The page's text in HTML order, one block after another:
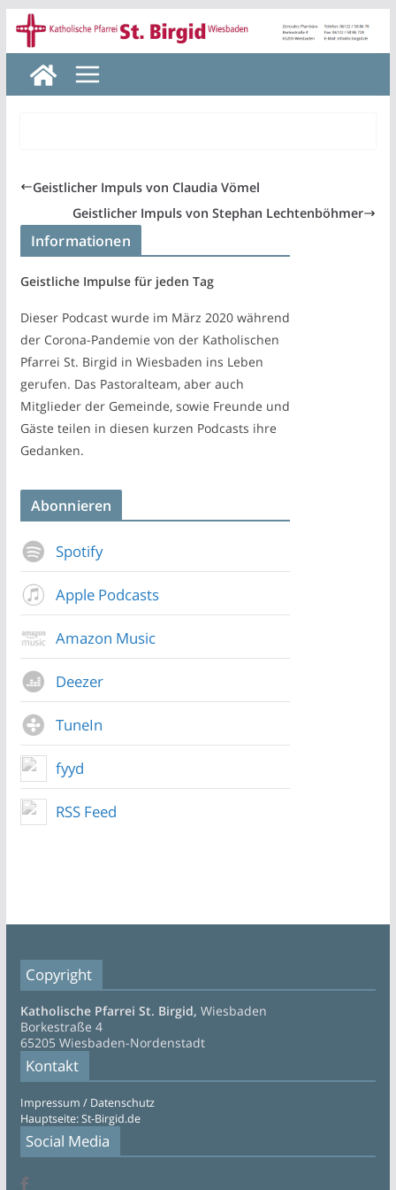
Zum
Inhalt
springen
Geistlicher Impuls von Claudia Vömel
Geistlicher Impuls von Stephan Lechtenböhmer
Informationen
Geistliche Impulse für jeden Tag
Dieser Podcast wurde im März 2020 während
der Corona-Pandemie von der Katholischen
Pfarrei St. Birgid in Wiesbaden ins Leben
gerufen. Das Pastoralteam, aber auch
Mitglieder der Gemeinde, sowie Freunde und
Gäste teilen in diesen kurzen Podcasts ihre
Gedanken.
Abonnieren
Spotify
Apple Podcasts
Amazon Music
Deezer
TuneIn
fyyd
RSS Feed
Copyright
Katholische Pfarrei St. Birgid, Wiesbaden
Borkestraße 4
65205 Wiesbaden-Nordenstadt
Kontakt
Impressum / Datenschutz
Hauptseite: St-Birgid.de
Social Media